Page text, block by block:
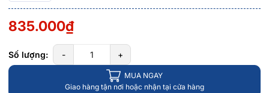
835.000₫
Số lượng: - +
MUA NGAY
Giao hàng tận nơi hoặc nhận tại cửa hàng